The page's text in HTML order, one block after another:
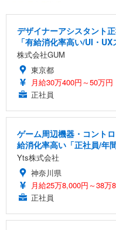
デザイナーアシスタント
「有給消化率高い/UI・UX
株式会社GUM
東京都
月給30万400円～50万円
正社員
ゲーム周辺機器・コント
給消化率高い「正社員/年
Yts株式会社
神奈川県
月給25万8,000円～38万
正社員